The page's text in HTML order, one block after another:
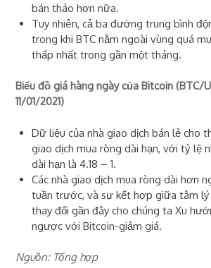
bán tháo hơn nữa.
Tuy nhiên, cả ba đường trung bình
trong khi BTC nằm ngoài vùng quá
thấp nhất trong gần một tháng.
Biểu đồ giá hàng ngày của Bitcoin (BTC/
11/01/2021)
Dữ liệu của nhà giao dịch bán lẻ cho
giao dịch mua ròng dài hạn, với tỷ lệ
dài hạn là 4.18 – 1.
Các nhà giao dịch mua ròng dài hơn
tuần trước, và sự kết hợp giữa tâm lý
thay đổi gần đây cho chúng ta Xu
ngược với Bitcoin-giảm giá.
Nguồn: Tổng hợp